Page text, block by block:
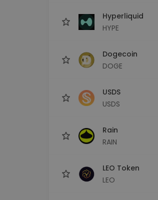
Hyperliquid
HYPE
Dogecoin
DOGE
USDS
USDS
Rain
RAIN
LEO Token
LEO